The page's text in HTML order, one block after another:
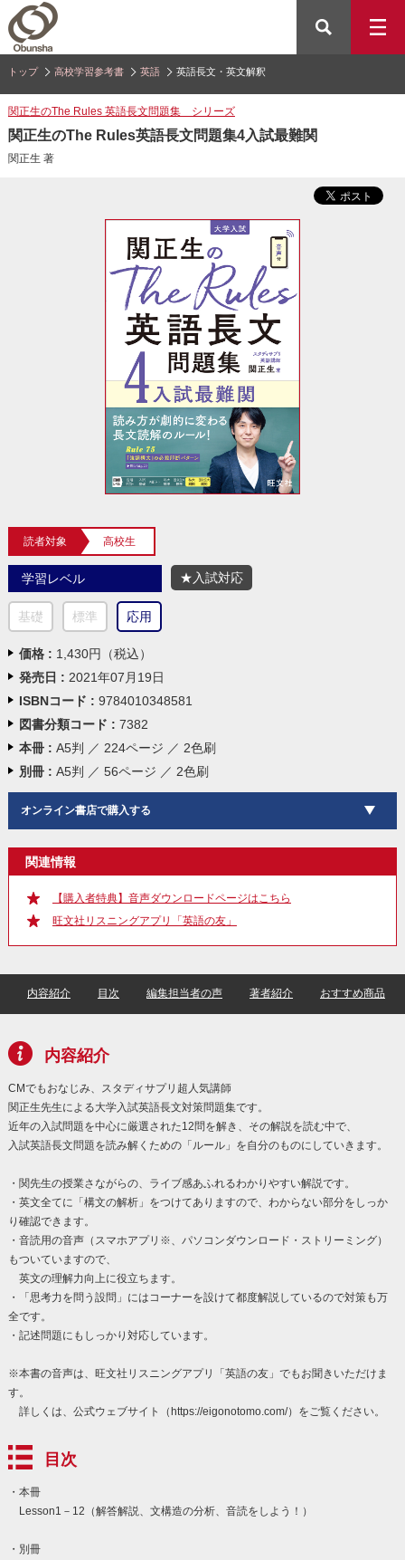
トップ 高校学習参考書 英語 英語長文・英文解釈
関正生のThe Rules 英語長文問題集 シリーズ
関正生のThe Rules英語長文問題集4入試最難関
関正生 著
読者対象 高校生
学習レベル
基礎 標準 応用
★入試対応
価格 : 1,430円（税込）
発売日 : 2021年07月19日
ISBNコード : 9784010348581
図書分類コード : 7382
本冊 : A5判 ／ 224ページ ／ 2色刷
別冊 : A5判 ／ 56ページ ／ 2色刷
オンライン書店で購入する
関連情報
【購入者特典】音声ダウンロードページはこちら
旺文社リスニングアプリ「英語の友」
内容紹介 目次 編集担当者の声 著者紹介 おすすめ商品
内容紹介
CMでもおなじみ、スタディサプリ超人気講師
関正生先生による大学入試英語長文対策問題集です。
近年の入試問題を中心に厳選された12問を解き、その解説を読む中で、
入試英語長文問題を読み解くための「ルール」を自分のものにしていきます。
・関先生の授業さながらの、ライブ感あふれるわかりやすい解説です。
・英文全てに「構文の解析」をつけてありますので、わからない部分をしっか
り確認できます。
・音読用の音声（スマホアプリ※、パソコンダウンロード・ストリーミング）
もついていますので、
英文の理解力向上に役立ちます。
・「思考力を問う設問」にはコーナーを設けて都度解説しているので対策も万
全です。
・記述問題にもしっかり対応しています。
※本書の音声は、旺文社リスニングアプリ「英語の友」でもお聞きいただけま
す。
詳しくは、公式ウェブサイト（https://eigonotomo.com/）をご覧ください。
目次
・本冊
Lesson1－12（解答解説、文構造の分析、音読をしよう！）
・別冊